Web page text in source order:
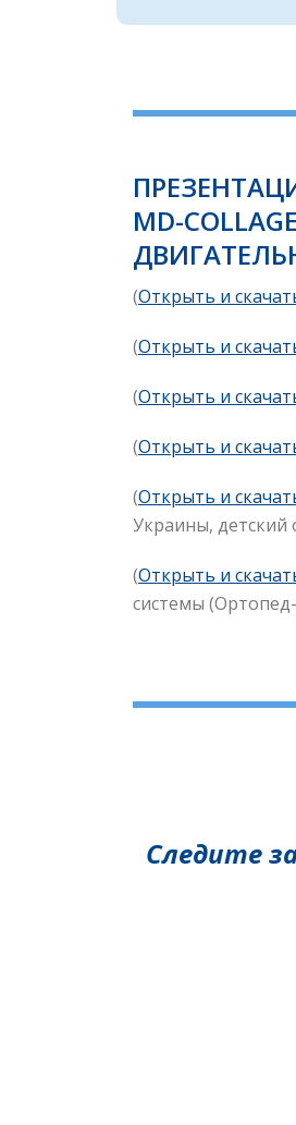
MD-
(Открыть и
(Открыть и
(Открыть и
(Открыть и
(Открыть и
Украины, детский
(Открыть и
системы
Следите